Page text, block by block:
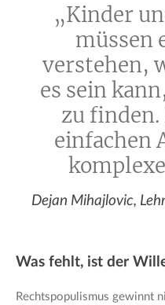
„Kinder
müssen
verstehen,
es sein
zu finden.
einfachen
Dejan Mihajlovic,
Was fehlt, ist der
Rechtspopulismus gewinnt